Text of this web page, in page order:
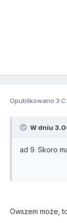
Opublikowano 3
W dniu
ad 9. Skoro
Owszem może,